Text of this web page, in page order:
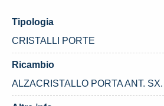
Tipologia
CRISTALLI PORTE
Ricambio
ALZACRISTALLO PORTA ANT. SX.